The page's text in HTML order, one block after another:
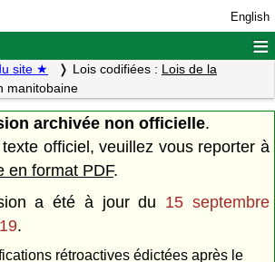
English
≡
site ★ Lois codifiées : Lois de la
manitobaine
archivée non officielle.
officiel, veuillez vous reporter à
en format PDF.
a été à jour du 15 septembre
.
rétroactives édictées après le